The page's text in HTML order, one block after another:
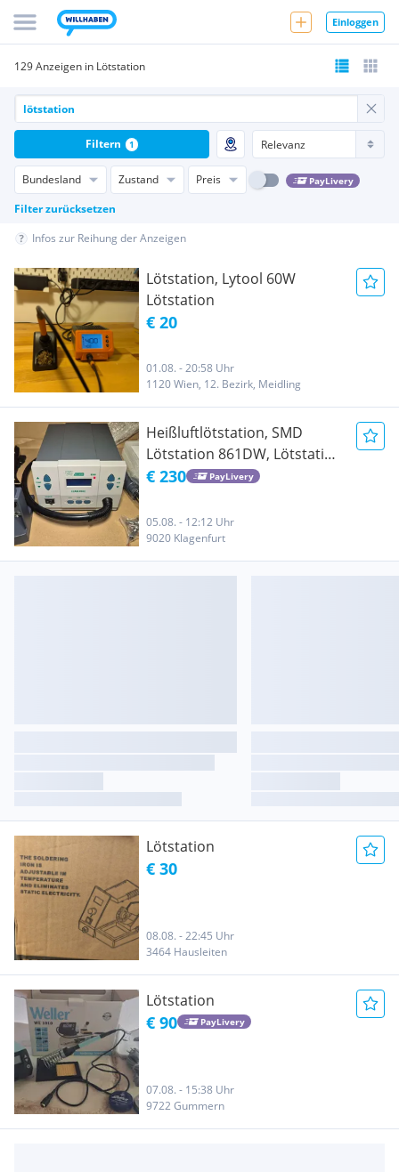
Einloggen
129 Anzeigen in Lötstation
Bundesland Zustand Preis PayLivery
Filter zurücksetzen
Filtern 1
Infos zur Reihung der Anzeigen
Lötstation, Lytool 60W
Lötstation
€ 20
01.08. - 20:58 Uhr
1120 Wien, 12. Bezirk, Meidling
Heißluftlötstation, SMD
Lötstation 861DW, Lötstation
Heißluft
€ 230 PayLivery
05.08. - 12:12 Uhr
9020 Klagenfurt
Lötstation
€ 30
08.08. - 22:45 Uhr
3464 Hausleiten
Lötstation
€ 90 PayLivery
07.08. - 15:38 Uhr
9722 Gummern